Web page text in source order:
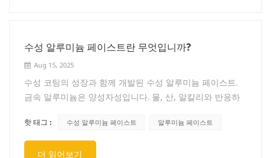
수성 알루미늄 페이스트란 무엇입니까?
Aug 15, 2025
수성 코팅의 성장과 함께 개발된 수성 알루미늄 페이스트.
금속 알루미늄은 양성자성입니다. 물, 산, 알칼리와 반응하
성 수지계에 첨가합니다. 물과 알코올 용매에 잘 분산되며,
내산성 및 내알칼리성이 우수합니다. 능력. 현재 시장에서
수성 알루미늄 페이스트를 만드는 방법은 3가지로 나눌 수
핫 태그 : 수성 알루미늄 페이스트 알루미늄 페이스트
더 읽어보기